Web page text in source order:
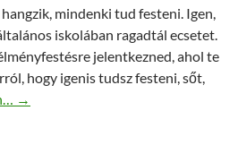
mindenki tud festeni. Igen,
iskolában ragadtál ecsetet.
jelentkezned, ahol te
hogy igenis tudsz festeni, sőt,
– Festeni mindenki tud!
→